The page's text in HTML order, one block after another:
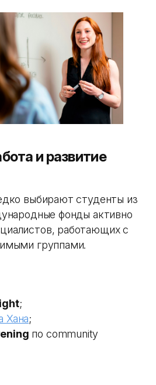
и развитие
выбирают студенты из
фонды активно
работающих с
группами.
;
Хана;
по community